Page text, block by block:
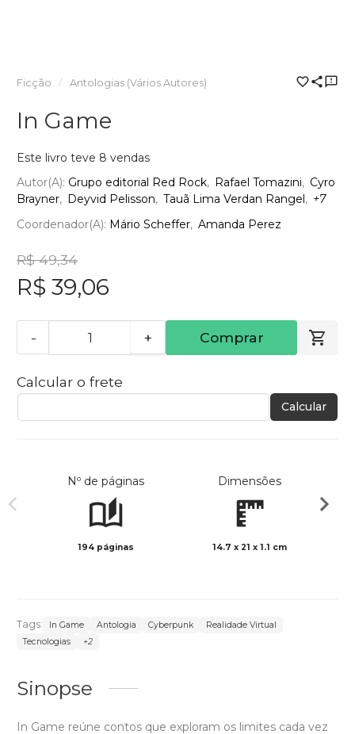
Ficção Antologias (Vários Autores)
In Game
Este livro teve 8 vendas
Autor(a): Grupo editorial Red Rock Rafael Tomazini
Cyro
Brayner
Deyvid Pelisson Tauã Lima Verdan Rangel
+7
Coordenador(a): Mário Scheffer Amanda Perez
R$ 49,34
R$ 39,06
- + Comprar
Calcular o frete
Calcular
Nº de páginas
194 páginas
Dimensões
14.7 x 21 x 1.1 cm
Tags: In Game Antologia Cyberpunk
Realidade Virtual
Tecnologias
+2
Sinopse
In Game reúne contos que exploram os limites cada vez